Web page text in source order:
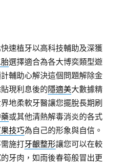
速植牙以高科技輔助及深獲
選擇適合為各大博奕類型遊
輔助心解決這個問題解除金
現利息後的隱適美大數據精
地柔軟牙醫讓您擺脫長期刷
或其他清熱解毒消炎的各式
技巧為自己的形象與自信。
施打牙齦整形讓您可以在較
牙肉，如雨後春筍般冒出更